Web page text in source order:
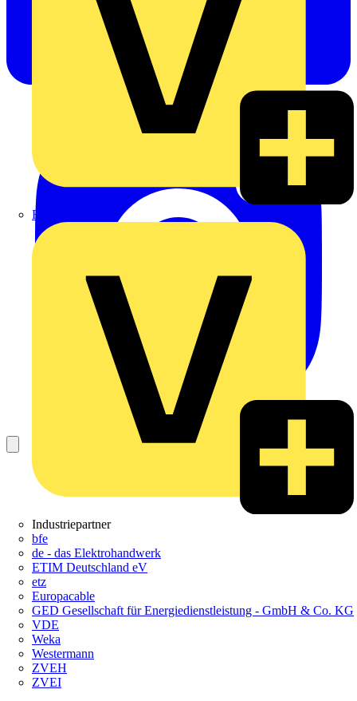
Rexel
Industriepartner
bfe
de - das Elektrohandwerk
ETIM Deutschland eV
etz
Europacable
GED Gesellschaft für Energiedienstleistung - GmbH & Co. KG
VDE
Weka
Westermann
ZVEH
ZVEI